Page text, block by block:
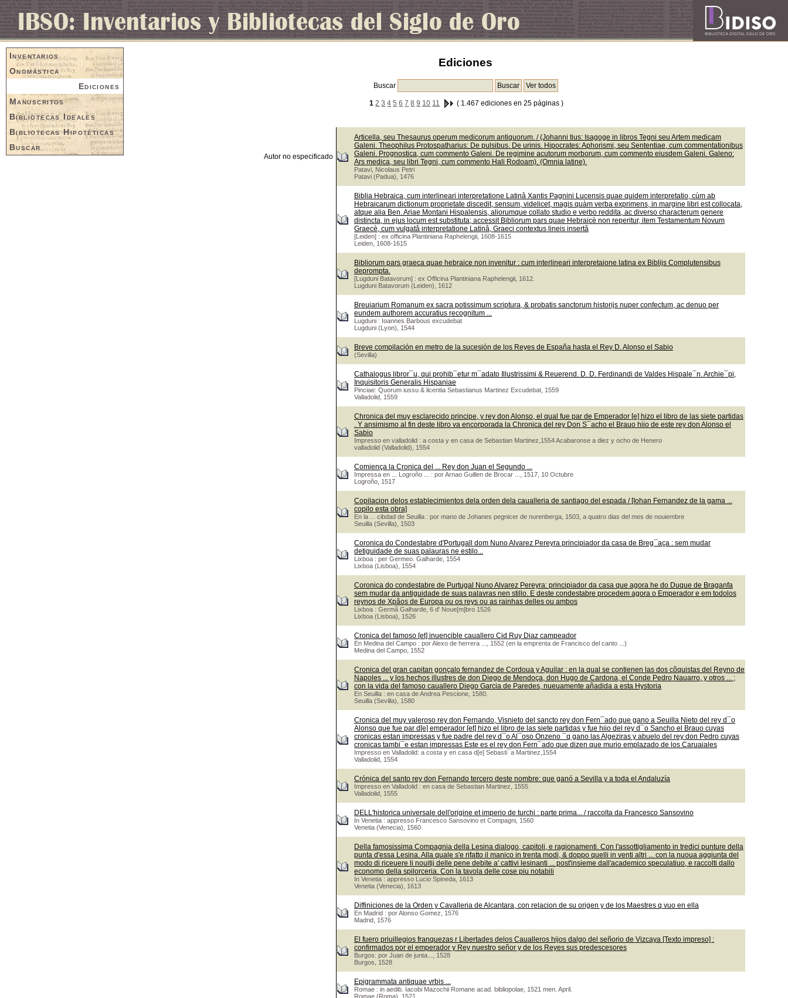
Inventarios
Onomástica
Ediciones
Manuscritos
Bibliotecas Ideales
Bibliotecas Hipotéticas
Buscar
Ediciones
Buscar
1 2 3 4 5 6 7 8 9 10 11 ( 1.467 ediciones en 25 páginas )
Autor no especificado
Articella, seu Thesaurus operum medicorum antiquorum. / (Johanni tius: Isagoge in libros Tegni seu Artem medicam
Galeni. Theophilus Protospatharius: De pulsibus. De urinis. Hipocrates: Aphorismi, seu Sententiae, cum commentationibus
Galeni. Prognostica, cum commento Galeni. De regimine acutorum morborum, cum commento eiusdem Galeni. Galeno:
Ars medica, seu libri Tegni, cum commento Hali Rodoam). (Omnia latine).
Patavi, Nicolaus Petri
Patavi (Padua), 1476
Biblia Hebraica, cum interlineari interpretatione Latinâ Xantis Pagnini Lucensis quae quidem interpretatio, cùm ab
Hebraicarum dictionum proprietate discedit, sensum, videlicet, magis quàm verba exprimens, in margine libri est collocata,
atque alia Ben. Ariae Montani Hispalensis, aliorumque collato studio e verbo reddita, ac diverso characterum genere
distincta, in ejus locum est substituta; accessit Bibliorum pars quae Hebraicè non reperitur, item Testamentum Novum
Graecè, cum vulgatâ interpretatione Latinâ, Graeci contextus lineis insertâ
[Leiden] : ex officina Plantiniana Raphelengii, 1608-1615
Leiden, 1608-1615
Bibliorum pars graeca quae hebraice non invenitur : cum interlineari interpretaione latina ex Biblijs Complutensibus
deprompta.
[Lugduni Batavorum] : ex Officina Plantiniana Raphelengii, 1612.
Lugduni Batavorum (Leiden), 1612
Breuiarium Romanum ex sacra potissimum scriptura, & probatis sanctorum historijs nuper confectum, ac denuo per
eundem authorem accuratius recognitum ...
Lugduni : Ioannes Barbous excudebat
Lugduni (Lyon), 1544
Breve compilación en metro de la sucesión de los Reyes de España hasta el Rey D. Alonso el Sabio
(Sevilla)
Cathalogus libror¯u, qui prohib¯etur m¯adato Illustrissimi & Reuerend. D. D. Ferdinandi de Valdes Hispale¯n. Archie¯pi,
Inquisitoris Generalis Hispaniae
Pinciae: Quorum iussu & licentia Sebastianus Martinez Excudebat, 1559
Valladolid, 1559
Chronica del muy esclarecido principe, y rey don Alonso, el qual fue par de Emperador [e] hizo el libro de las siete partidas
. Y ansimismo al fin deste libro va encorporada la Chronica del rey Don S¯acho el Brauo hiio de este rey don Alonso el
Sabio
Impresso en valladolid : a costa y en casa de Sebastian Martinez,1554 Acabaronse a diez y ocho de Henero
valladolid (Valladolid), 1554
Comiença la Cronica del ... Rey don Juan el Segundo ...
Impressa en ... Logroño ... : por Arnao Guillen de Brocar ..., 1517, 10 Octubre
Logroño, 1517
Copilacion delos establecimientos dela orden dela caualleria de santiago del espada / [Iohan Fernandez de la gama ...
copilo esta obra]
En la ... cibdad de Seuilla : por mano de Johanes pegnicer de nurenberga, 1503, a quatro dias del mes de nouiembre
Seuilla (Sevilla), 1503
Coronica do Condestabre d'Portugall dom Nuno Alvarez Pereyra principiador da casa de Breg¯aça : sem mudar
detiguidade de suas palauras ne estilo...
Lixboa : per Germeo. Galharde, 1554
Lixboa (Lisboa), 1554
Coronica do condestabre de Purtugal Nuno Alvarez Pereyra: principiador da casa que agora he do Duque de Braganfa
sem mudar da antiguidade de suas palavras nen stillo. E deste condestabre procedem agora o Emperador e em todolos
reynos de Xpãos de Europa ou os reys ou as rainhas delles ou ambos
Lixboa : Germã Galharde, 6 d' Noue[m]bro 1526
Lixboa (Lisboa), 1526
Cronica del famoso [et] inuencible cauallero Cid Ruy Diaz campeador
En Medina del Campo : por Alexo de herrera ..., 1552 (en la emprenta de Francisco del canto ...)
Medina del Campo, 1552
Cronica del gran capitan gonçalo fernandez de Cordoua y Aguilar : en la qual se contienen las dos cõquistas del Reyno de
Napoles ... y los hechos illustres de don Diego de Mendoça, don Hugo de Cardona, el Conde Pedro Nauarro, y otros ... ;
con la vida del famoso cauallero Diego Garcia de Paredes, nueuamente añadida a esta Hystoria
En Seuilla : en casa de Andrea Pescione, 1580.
Seuilla (Sevilla), 1580
Cronica del muy valeroso rey don Fernando, Visnieto del sancto rey don Fern¯ado que gano a Seuilla Nieto del rey d¯o
Alonso que fue par d[e] emperador [et] hizo el libro de las siete partidas y fue hiio del rey d¯o Sancho el Brauo cuyas
cronicas estan impressas y fue padre del rey d¯o Al¯oso Onzeno ¯q gano las Algeziras y abuelo del rey don Pedro cuyas
cronicas tambi¯e estan impressas Este es el rey don Fern¯ado que dizen que murio emplazado de los Caruaiales
Impresso en Valladolid: a costa y en casa d[e] Sebasti¯a Martinez,1554
Valladolid, 1554
Crónica del santo rey don Fernando tercero deste nombre: que ganó a Sevilla y a toda el Andaluzía
Impresso en Valladolid : en casa de Sebastian Martinez, 1555
Valladolid, 1555
DELL'historica universale dell'origine et imperio de turchi : parte prima... / raccolta da Francesco Sansovino
In Venetia : appresso Francesco Sansovino et Compagni, 1560
Venetia (Venecia), 1560
Della famosissima Compagnia della Lesina dialogo, capitoli, e ragionamenti. Con l'assottigliamento in tredici punture della
punta d'essa Lesina. Alla quale s'e rifatto il manico in trenta modi, & doppo quelli in venti altri ... con la nuoua aggiunta del
modo di riceuere li nouitij delle pene debite a' cattivi lesinanti ... post'insieme dall'academico speculatiuo, e raccolti dallo
economo della spilorceria. Con la tavola delle cose piu notabili
In Venetia : appresso Lucio Spineda, 1613
Venetia (Venecia), 1613
Diffiniciones de la Orden y Cavalleria de Alcantara, con relacion de su origen y de los Maestres q vuo en ella
En Madrid : por Alonso Gomez, 1576
Madrid, 1576
El fuero priuillegios franquezas r Libertades delos Caualleros hijos dalgo del señorio de Vizcaya [Texto impreso] :
confirmados por el emperador y Rey nuestro señor y de los Reyes sus predescesores
Burgos: por Juan de junta..., 1528
Burgos, 1528
Epigrammata antiquae vrbis ...
Romae : in aedib. Iacobi Mazochii Romane acad. bibliopolae, 1521 men. April.
Romae (Roma), 1521